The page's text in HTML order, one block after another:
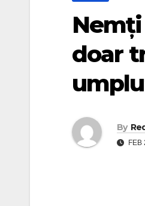
doar
By
FEB